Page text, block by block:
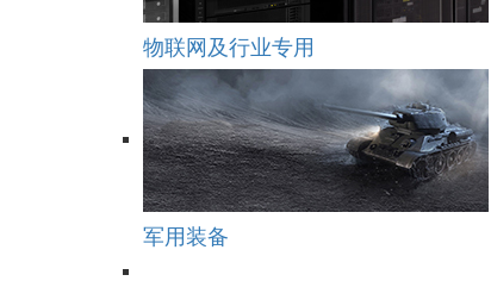
物联网及行业专用
军用装备